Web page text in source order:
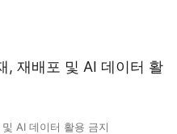
, 재배포 및 AI 데이터 활
AI 데이터 활용 금지